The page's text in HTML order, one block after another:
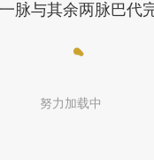
脉与其余两脉巴代
努力加载中